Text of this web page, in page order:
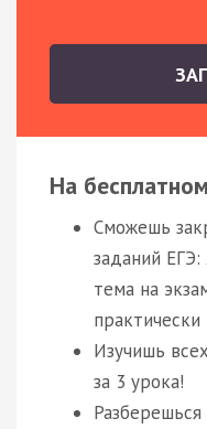
На
Сможешь
заданий ЕГЭ:
тема на
Изучишь
за 3 урока!